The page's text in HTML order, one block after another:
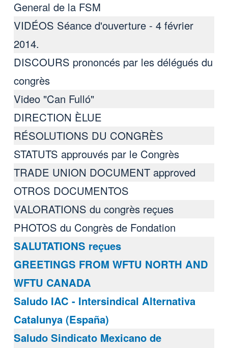
General de la FSM
VIDÉOS Séance d'ouverture - 4 février
2014.
DISCOURS prononcés par les délégués du
congrès
Video "Can Fulló"
DIRECTION ÈLUE
RÉSOLUTIONS DU CONGRÈS
STATUTS approuvés par le Congrès
TRADE UNION DOCUMENT approved
OTROS DOCUMENTOS
VALORATIONS du congrès reçues
PHOTOS du Congrès de Fondation
SALUTATIONS reçues
GREETINGS FROM WFTU NORTH AND
WFTU CANADA
Saludo IAC - Intersindical Alternativa
Catalunya (España)
Saludo Sindicato Mexicano de